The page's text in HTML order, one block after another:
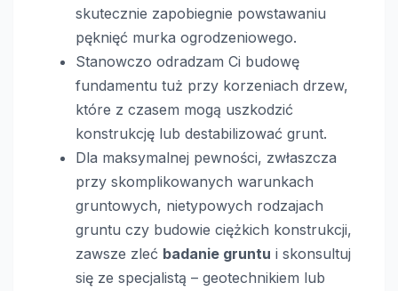
skutecznie zapobiegnie powstawaniu
pęknięć murka ogrodzeniowego.
Stanowczo odradzam Ci budowę
fundamentu tuż przy korzeniach drzew,
które z czasem mogą uszkodzić
konstrukcję lub destabilizować grunt.
Dla maksymalnej pewności, zwłaszcza
przy skomplikowanych warunkach
gruntowych, nietypowych rodzajach
gruntu czy budowie ciężkich konstrukcji,
zawsze zleć badanie gruntu i skonsultuj
się ze specjalistą – geotechnikiem lub